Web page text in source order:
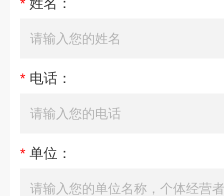
* 姓名：
* 电话：
* 单位：